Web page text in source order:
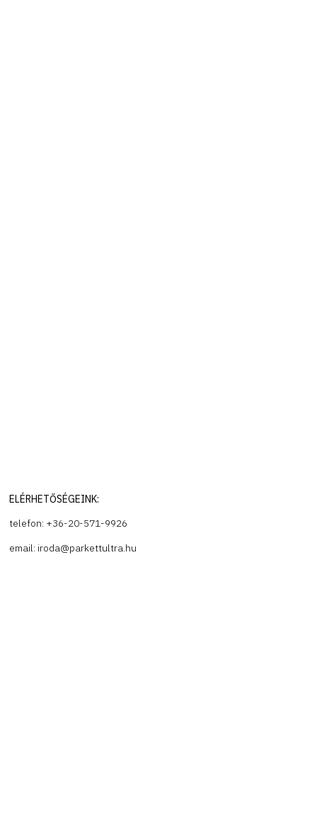
ELÉRHETŐSÉGEINK:
telefon: +36-20-571-9926
email: iroda@parkettultra.hu